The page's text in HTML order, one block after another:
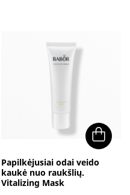
63.90€.35.15€.
Papilkėjusiai odai veido
kaukė nuo raukšlių.
Vitalizing Mask